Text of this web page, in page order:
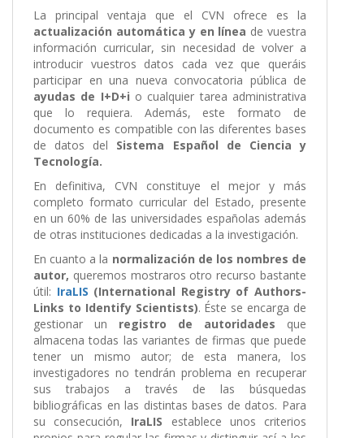
La principal ventaja que el CVN ofrece es la
actualización automática y en línea de vuestra
información curricular, sin necesidad de volver a
introducir vuestros datos cada vez que queráis
participar en una nueva convocatoria pública de
ayudas de I+D+i o cualquier tarea administrativa
que lo requiera. Además, este formato de
documento es compatible con las diferentes bases
de datos del Sistema Español de Ciencia y
Tecnología.
En definitiva, CVN constituye el mejor y más
completo formato curricular del Estado, presente
en un 60% de las universidades españolas además
de otras instituciones dedicadas a la investigación.
En cuanto a la normalización de los nombres de
autor, queremos mostraros otro recurso bastante
útil: IraLIS (International Registry of Authors-
Links to Identify Scientists). Éste se encarga de
gestionar un registro de autoridades que
almacena todas las variantes de firmas que puede
tener un mismo autor; de esta manera, los
investigadores no tendrán problema en recuperar
sus trabajos a través de las búsquedas
bibliográficas en las distintas bases de datos. Para
su consecución, IraLIS establece unos criterios